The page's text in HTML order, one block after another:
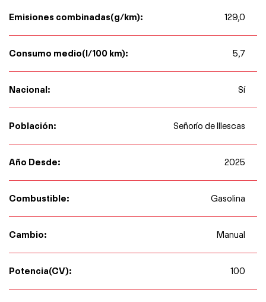
Emisiones combinadas(g/km): 129,0
Consumo medio(l/100 km): 5,7
Nacional: Sí
Población: Señorío de Illescas
Año Desde: 2025
Combustible: Gasolina
Cambio: Manual
Potencia(CV): 100